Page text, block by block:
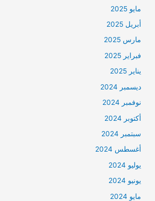
مايو 2025
أبريل 2025
مارس 2025
فبراير 2025
يناير 2025
ديسمبر 2024
نوفمبر 2024
أكتوبر 2024
سبتمبر 2024
أغسطس 2024
يوليو 2024
يونيو 2024
مايو 2024